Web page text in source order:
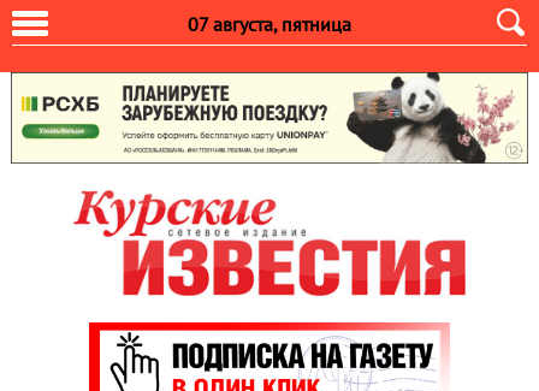
07 августа, пятница